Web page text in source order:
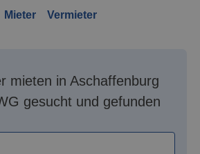
Mieter Vermieter
mieten in Aschaffenburg
gesucht und gefunden